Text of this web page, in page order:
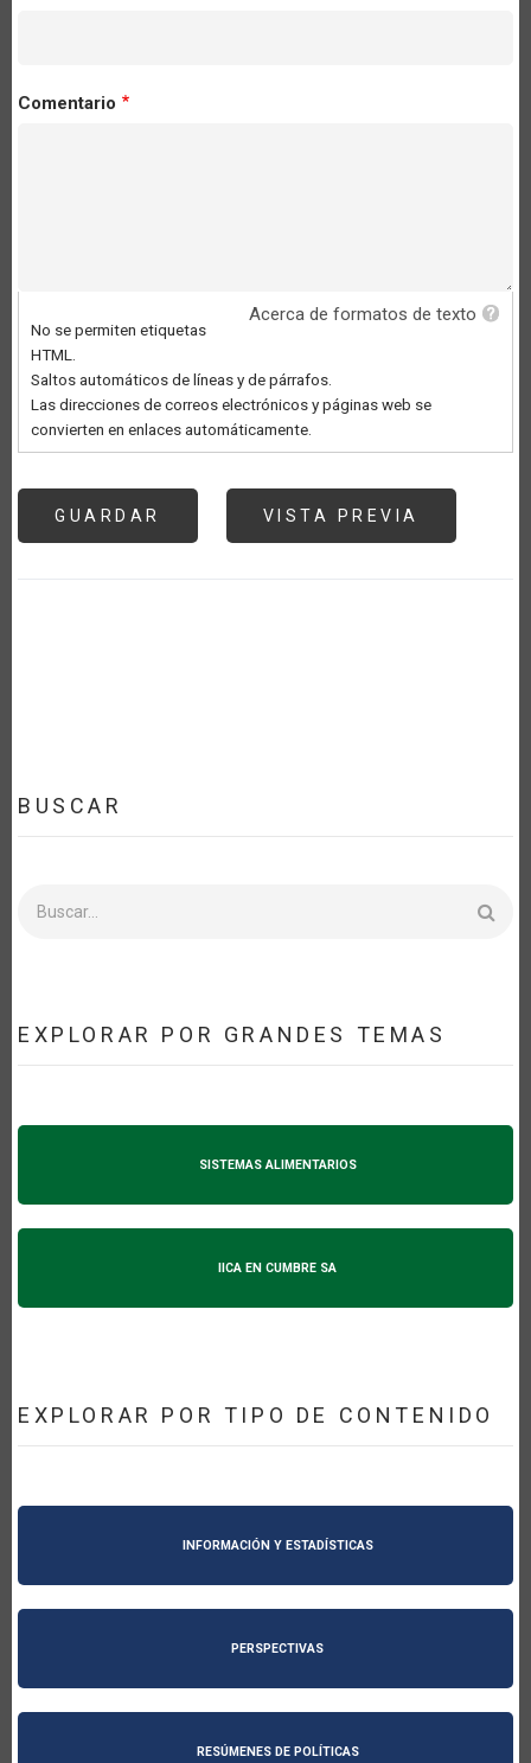
Comentario
Acerca de formatos de texto
No se permiten etiquetas
HTML.
Saltos automáticos de líneas y de párrafos.
Las direcciones de correos electrónicos y páginas web se
convierten en enlaces automáticamente.
BUSCAR
EXPLORAR POR GRANDES TEMAS
SISTEMAS ALIMENTARIOS
IICA EN CUMBRE SA
EXPLORAR POR TIPO DE CONTENIDO
INFORMACIÓN Y ESTADÍSTICAS
PERSPECTIVAS
RESÚMENES DE POLÍTICAS